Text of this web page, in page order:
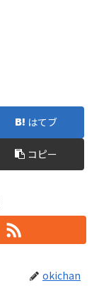
はてブ
コピー
okichan